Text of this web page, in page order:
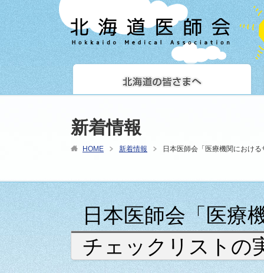
新着情報
HOME 新着情報 日本医師会「医療機関におけ
日本医師会「医療
チェックリストの